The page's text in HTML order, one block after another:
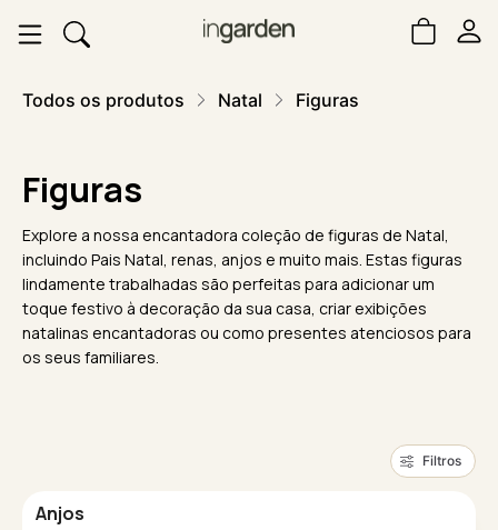
Todos os produtos Natal Figuras
Figuras
Explore a nossa encantadora coleção de figuras de Natal,
incluindo Pais Natal, renas, anjos e muito mais. Estas figuras
lindamente trabalhadas são perfeitas para adicionar um
toque festivo à decoração da sua casa, criar exibições
natalinas encantadoras ou como presentes atenciosos para
os seus familiares.
Filtros
Anjos